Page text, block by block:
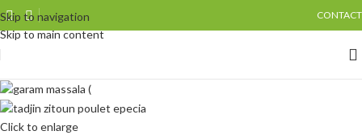
Skip to navigation
Skip to main content
CONTACT
Click to enlarge